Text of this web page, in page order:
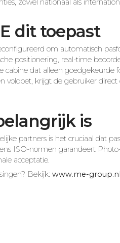
zowel nationaal als
dit toepast
om automatisch
positionering, real-time
cabine dat alleen goedgekeurde
voldoet, krijgt de gebruiker
is
partners is het cruciaal dat
ISO-normen garandeert
acceptatie.
Bekijk:www.me-